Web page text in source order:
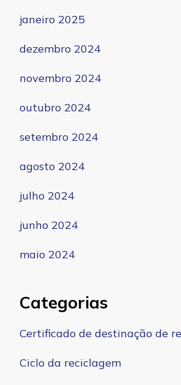
janeiro 2025
dezembro 2024
novembro 2024
outubro 2024
setembro 2024
agosto 2024
julho 2024
junho 2024
maio 2024
Categorias
Certificado de destinação de
Ciclo da reciclagem